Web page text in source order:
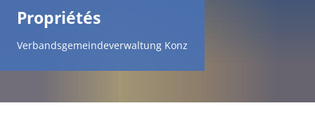
Propriétés
Verbandsgemeindeverwaltung Konz